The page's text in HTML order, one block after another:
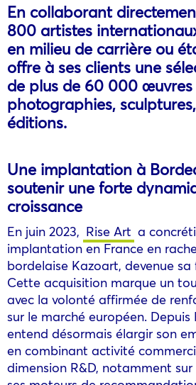
En collaborant
800 artistes
en milieu de carrière ou
offre à ses clients une
de plus de 60 000 œuvres
photographies,
éditions.
Une implantation à
soutenir une forte
croissance
En juin 2023, Rise Art a
implantation en France en
bordelaise Kazoart, devenue sa
Cette acquisition marque un
avec la volonté affirmée de
sur le marché européen. Depuis
entend désormais élargir son
en combinant activité
dimension R&D, notamment